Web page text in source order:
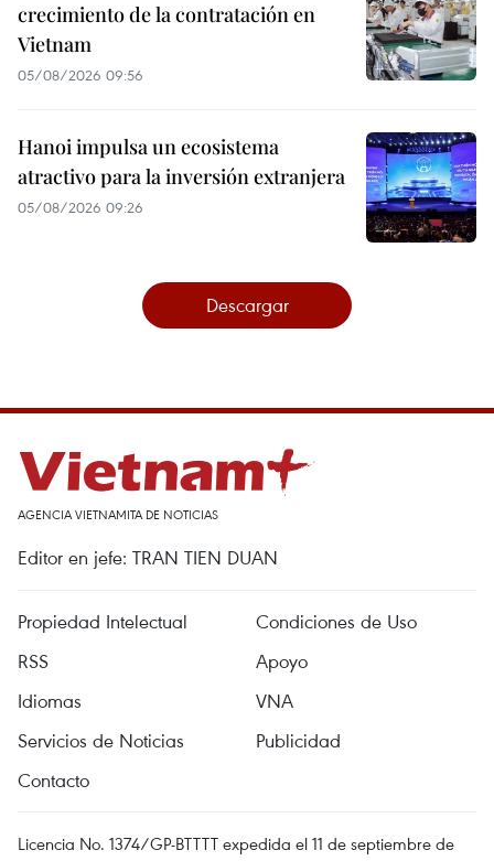
crecimiento de la contratación en
Vietnam
05/08/2026 09:56
Hanoi impulsa un ecosistema
atractivo para la inversión extranjera
05/08/2026 09:26
Descargar
AGENCIA VIETNAMITA DE NOTICIAS
Editor en jefe: TRAN TIEN DUAN
Propiedad Intelectual
Condiciones de Uso
RSS
Apoyo
Idiomas
VNA
Servicios de Noticias
Publicidad
Contacto
Licencia No. 1374/GP-BTTTT expedida el 11 de septiembre de